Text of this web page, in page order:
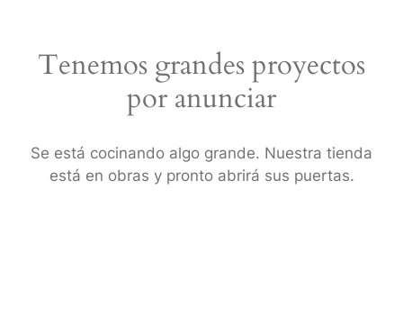
Tenemos grandes proyectos
por anunciar
Se está cocinando algo grande. Nuestra tienda
está en obras y pronto abrirá sus puertas.